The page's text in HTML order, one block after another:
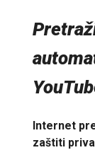
Internet
zaštiti